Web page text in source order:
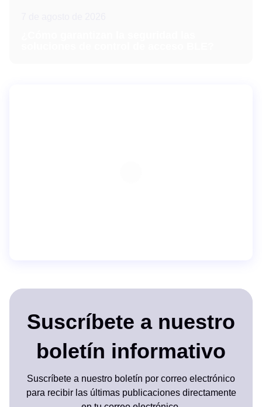
Suscríbete a nuestro
boletín informativo
Suscríbete a nuestro boletín por correo electrónico
para recibir las últimas publicaciones directamente